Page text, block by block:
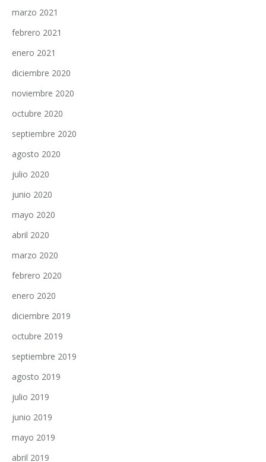
marzo 2021
febrero 2021
enero 2021
diciembre 2020
noviembre 2020
octubre 2020
septiembre 2020
agosto 2020
julio 2020
junio 2020
mayo 2020
abril 2020
marzo 2020
febrero 2020
enero 2020
diciembre 2019
octubre 2019
septiembre 2019
agosto 2019
julio 2019
junio 2019
mayo 2019
abril 2019